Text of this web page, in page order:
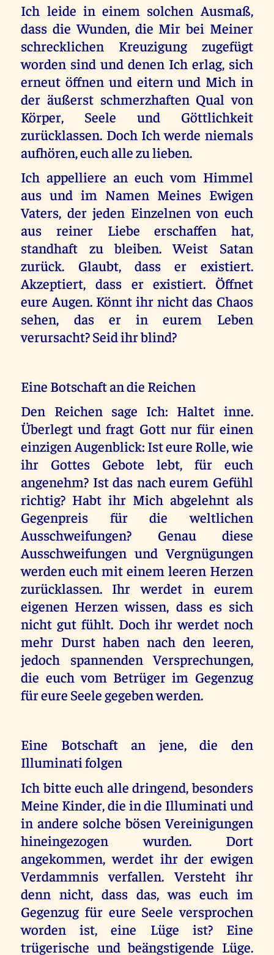
Ich leide in einem solchen Ausmaß,
dass die Wunden, die Mir bei Meiner
schrecklichen Kreuzigung zugefügt
worden sind und denen Ich erlag, sich
erneut öffnen und eitern und Mich in
der äußerst schmerzhaften Qual von
Körper, Seele und Göttlichkeit
zurücklassen. Doch Ich werde niemals
aufhören, euch alle zu lieben.
Ich appelliere an euch vom Himmel
aus und im Namen Meines Ewigen
Vaters, der jeden Einzelnen von euch
aus reiner Liebe erschaffen hat,
standhaft zu bleiben. Weist Satan
zurück. Glaubt, dass er existiert.
Akzeptiert, dass er existiert. Öffnet
eure Augen. Könnt ihr nicht das Chaos
sehen, das er in eurem Leben
verursacht? Seid ihr blind?
Eine Botschaft an die Reichen
Den Reichen sage Ich: Haltet inne.
Überlegt und fragt Gott nur für einen
einzigen Augenblick: Ist eure Rolle, wie
ihr Gottes Gebote lebt, für euch
angenehm? Ist das nach eurem Gefühl
richtig? Habt ihr Mich abgelehnt als
Gegenpreis für die weltlichen
Ausschweifungen? Genau diese
Ausschweifungen und Vergnügungen
werden euch mit einem leeren Herzen
zurücklassen. Ihr werdet in eurem
eigenen Herzen wissen, dass es sich
nicht gut fühlt. Doch ihr werdet noch
mehr Durst haben nach den leeren,
jedoch spannenden Versprechungen,
die euch vom Betrüger im Gegenzug
für eure Seele gegeben werden.
Eine Botschaft an jene, die den
Illuminati folgen
Ich bitte euch alle dringend, besonders
Meine Kinder, die in die Illuminati und
in andere solche bösen Vereinigungen
hineingezogen wurden. Dort
angekommen, werdet ihr der ewigen
Verdammnis verfallen. Versteht ihr
denn nicht, dass das, was euch im
Gegenzug für eure Seele versprochen
worden ist, eine Lüge ist? Eine
trügerische und beängstigende Lüge.